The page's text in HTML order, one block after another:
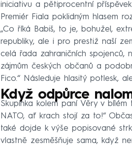
iniciativu a pětiprocentní
Premiér Fiala poklidným hlasem
„Co říká Babiš, to je, bohužel,
republiky, ale i pro prestiž naší
celá řada zahraničních spojenců,
zájmům českých občanů a
Fico.“ Následuje hlasitý potlesk,
Když odpůrce
Skupinka kolem paní Věry v
NATO, ať krach stojí za to!“
také dojde k výše popisované
vlastně zesměšňuje sama, když